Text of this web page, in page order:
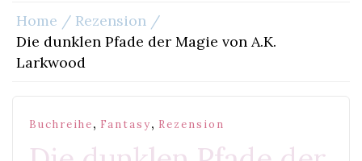
Home
Rezension
Die dunklen Pfade der Magie von A.K.
Larkwood
Buchreihe, Fantasy, Rezension